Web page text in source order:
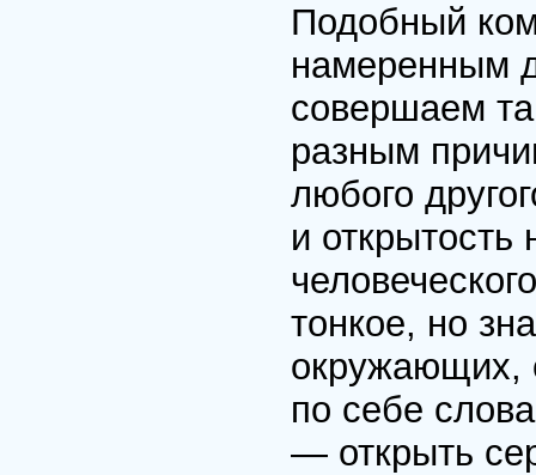
Подобный
намеренным
совершаем
разным
любого
и
тонкое, но
окружающих,
по себе
— открыть